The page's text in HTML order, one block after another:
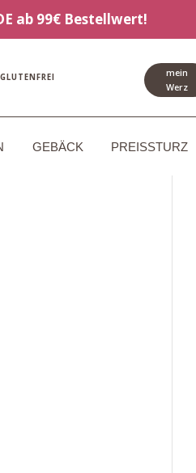
ab 99€ Bestellwert!
GLUTENFREI
mein
Werz
GEBÄCK PREISSTURZ